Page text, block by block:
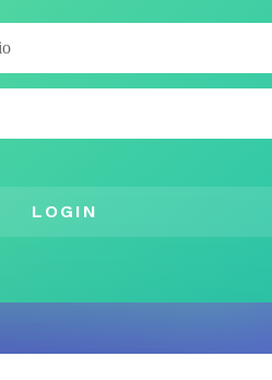
LOGIN